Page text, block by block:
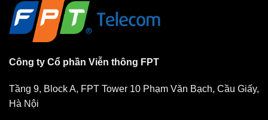
Công ty Cổ phần Viễn thông FPT
Tầng 9, Block A, FPT Tower 10 Phạm Văn Bạch, Cầu Giấy,
Hà Nội